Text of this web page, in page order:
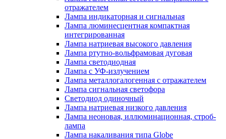
отражателем
Лампа индикаторная и сигнальная
Лампа люминесцентная компактная
интегрированная
Лампа натриевая высокого давления
Лампа ртутно-вольфрамовая дуговая
Лампа светодиодная
Лампа с УФ-излучением
Лампа металлогалогенная с отражателем
Лампа сигнальная светофора
Светодиод одиночный
Лампа натриевая низкого давления
Лампа неоновая, иллюминационная, строб-
лампа
Лампа накаливания типа Globe